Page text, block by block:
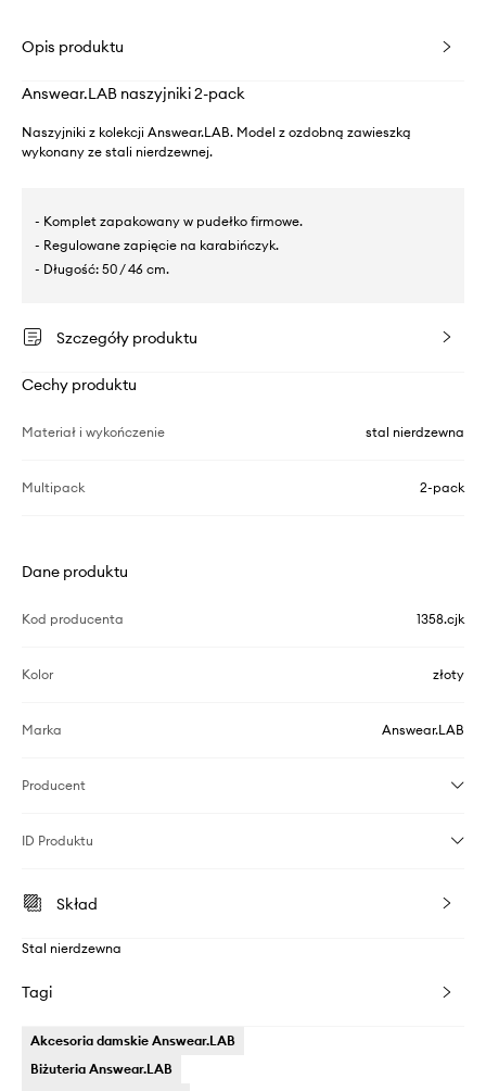
Opis produktu
Answear.LAB naszyjniki 2-pack
Naszyjniki z kolekcji Answear.LAB. Model z ozdobną zawieszką
wykonany ze stali nierdzewnej.
- Komplet zapakowany w pudełko firmowe.
- Regulowane zapięcie na karabińczyk.
- Długość: 50 / 46 cm.
Szczegóły produktu
Cechy produktu
Materiał i wykończenie stal nierdzewna
Multipack 2-pack
Dane produktu
Kod producenta 1358.cjk
Kolor złoty
Marka Answear.LAB
Producent
ID Produktu
Skład
Stal nierdzewna
Tagi
Akcesoria damskie Answear.LAB
Biżuteria Answear.LAB